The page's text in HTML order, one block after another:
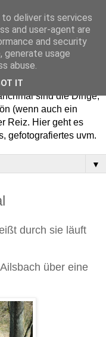
Einfach und schön -
sind die Dinge,
(wenn auch ein
Reiz. Hier geht es
gefotografiertes uvm.
▼
durch sie läuft
über eine
deliver its services
and user-agent are
and security
generate usage
abuse.
IT